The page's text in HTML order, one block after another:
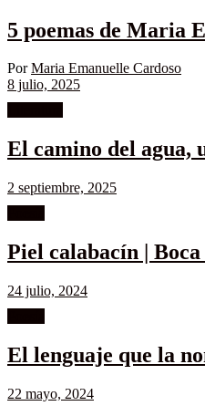
5 poemas de Maria
Por Maria Emanuelle Cardoso
8 julio, 2025
El camino del agua,
2 septiembre, 2025
Piel calabacín |
24 julio, 2024
El lenguaje que la
22 mayo, 2024